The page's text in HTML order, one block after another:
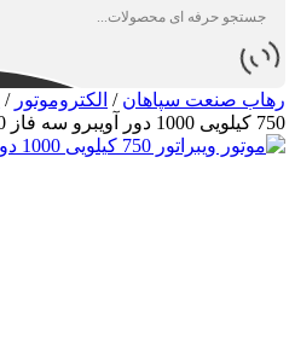
رهاب صنعت سپاهان / الکتروموتور /
750 کیلویی 1000 دور آویبرو سه فاز AVM750/10